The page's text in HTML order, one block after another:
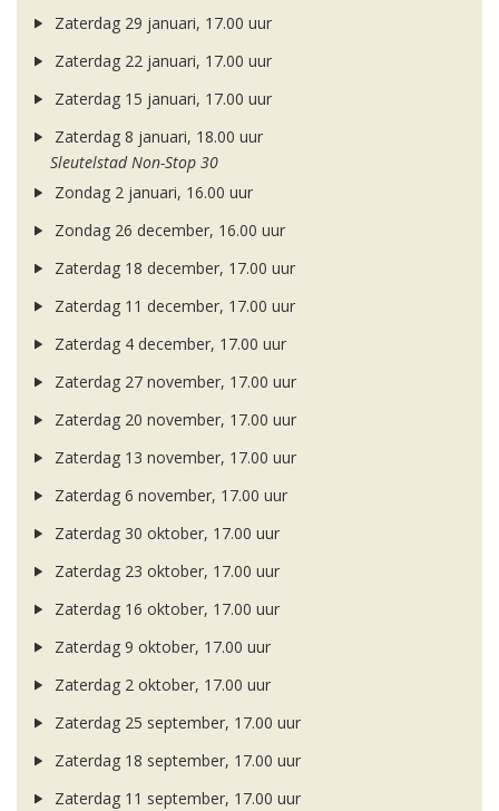
Zaterdag 29 januari, 17.00 uur
Zaterdag 22 januari, 17.00 uur
Zaterdag 15 januari, 17.00 uur
Zaterdag 8 januari, 18.00 uur
Sleutelstad Non-Stop 30
Zondag 2 januari, 16.00 uur
Zondag 26 december, 16.00 uur
Zaterdag 18 december, 17.00 uur
Zaterdag 11 december, 17.00 uur
Zaterdag 4 december, 17.00 uur
Zaterdag 27 november, 17.00 uur
Zaterdag 20 november, 17.00 uur
Zaterdag 13 november, 17.00 uur
Zaterdag 6 november, 17.00 uur
Zaterdag 30 oktober, 17.00 uur
Zaterdag 23 oktober, 17.00 uur
Zaterdag 16 oktober, 17.00 uur
Zaterdag 9 oktober, 17.00 uur
Zaterdag 2 oktober, 17.00 uur
Zaterdag 25 september, 17.00 uur
Zaterdag 18 september, 17.00 uur
Zaterdag 11 september, 17.00 uur